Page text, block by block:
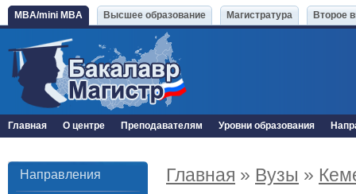
MBA/mini MBA Высшее образование Магистратура Второе
Главная О центре Преподавателям Уровни образования
Направления Главная » Вузы »